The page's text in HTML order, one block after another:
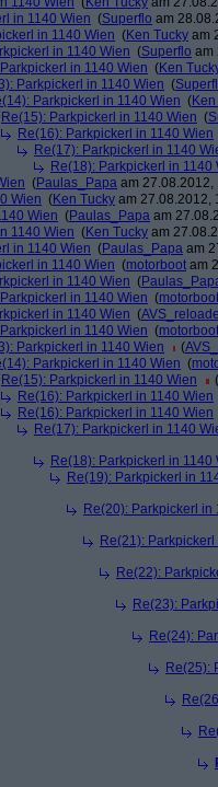
in 1140 Wien (Superflo am
in 1140 Wien (Ken Tucky am
in 1140 Wien (Superflo am
in 1140 Wien (Ken
Parkpickerl in 1140 Wien (
Parkpickerl in 1140 Wien (
Re(15): Parkpickerl in 1140 Wien (
Re(16): Parkpickerl in 1140 Wien
Re(17): Parkpickerl in 1140
Re(18): Parkpickerl in 1140
(Paulas_Papa am 27.08.2012,
Wien (Ken Tucky am 27.08.2012,
Wien (Paulas_Papa am
1140 Wien (Ken Tucky am
in 1140 Wien (Paulas_Papa am
in 1140 Wien (motorboot am
in 1140 Wien (
in 1140 Wien (motorboot
in 1140 Wien (
in 1140 Wien (motorboot
Parkpickerl in 1140 Wien
(
Parkpickerl in 1140 Wien (
Re(15): Parkpickerl in 1140 Wien
(
Re(16): Parkpickerl in 1140 Wien
Re(16): Parkpickerl in 1140 Wien
Re(17): Parkpickerl in 1140
Re(18): Parkpickerl in 1140
Re(19): Parkpickerl in
Re(20): Parkpickerl in
Re(21):
Re(22):
Re(23):
Re(24):
Re(25):